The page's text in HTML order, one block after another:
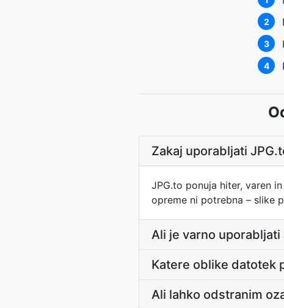
2
3
4
Zakaj uporabljati
JPG.to ponuja hiter, varen
opreme ni potrebna – slike
Ali je varno
Katere oblike datotek
Ali lahko odstranim